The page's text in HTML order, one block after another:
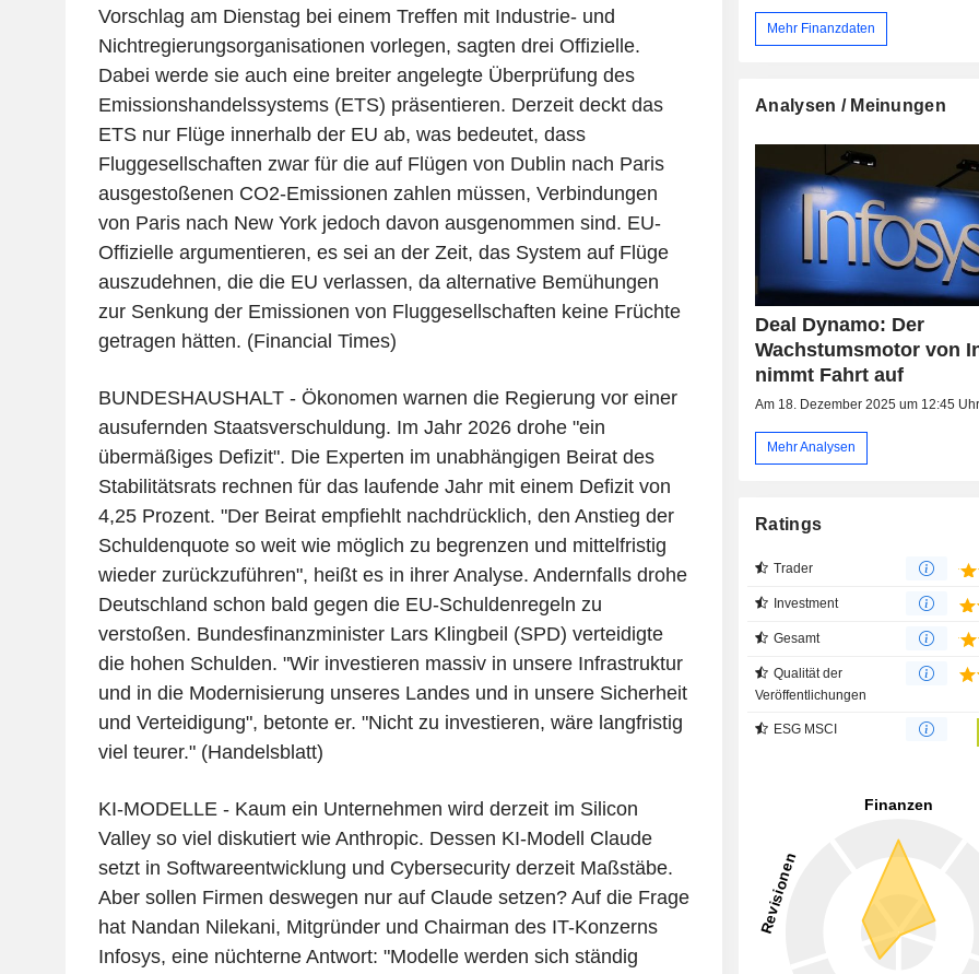
Vorschlag am Dienstag bei einem Treffen mit Industrie- und
Nichtregierungsorganisationen vorlegen, sagten drei Offizielle.
Dabei werde sie auch eine breiter angelegte Überprüfung des
Emissionshandelssystems (ETS) präsentieren. Derzeit deckt das
ETS nur Flüge innerhalb der EU ab, was bedeutet, dass
Fluggesellschaften zwar für die auf Flügen von Dublin nach Paris
ausgestoßenen CO2-Emissionen zahlen müssen, Verbindungen
von Paris nach New York jedoch davon ausgenommen sind. EU-
Offizielle argumentieren, es sei an der Zeit, das System auf Flüge
auszudehnen, die die EU verlassen, da alternative Bemühungen
zur Senkung der Emissionen von Fluggesellschaften keine Früchte
getragen hätten. (Financial Times)
BUNDESHAUSHALT - Ökonomen warnen die Regierung vor einer
ausufernden Staatsverschuldung. Im Jahr 2026 drohe "ein
übermäßiges Defizit". Die Experten im unabhängigen Beirat des
Stabilitätsrats rechnen für das laufende Jahr mit einem Defizit von
4,25 Prozent. "Der Beirat empfiehlt nachdrücklich, den Anstieg der
Schuldenquote so weit wie möglich zu begrenzen und mittelfristig
wieder zurückzuführen", heißt es in ihrer Analyse. Andernfalls drohe
Deutschland schon bald gegen die EU-Schuldenregeln zu
verstoßen. Bundesfinanzminister Lars Klingbeil (SPD) verteidigte
die hohen Schulden. "Wir investieren massiv in unsere Infrastruktur
und in die Modernisierung unseres Landes und in unsere Sicherheit
und Verteidigung", betonte er. "Nicht zu investieren, wäre langfristig
viel teurer." (Handelsblatt)
KI-MODELLE - Kaum ein Unternehmen wird derzeit im Silicon
Valley so viel diskutiert wie Anthropic. Dessen KI-Modell Claude
setzt in Softwareentwicklung und Cybersecurity derzeit Maßstäbe.
Aber sollen Firmen deswegen nur auf Claude setzen? Auf die Frage
hat Nandan Nilekani, Mitgründer und Chairman des IT-Konzerns
Infosys, eine nüchterne Antwort: "Modelle werden sich ständig
Europa (29,8 %) und andere (9,2 %).
Mehr Finanzdaten
Analysen / Meinungen
Deal Dynamo: Der
Wachstumsmotor von
nimmt Fahrt auf
Am 18. Dezember 2025 um 12:45 Uhr
Mehr Analysen
Ratings
Trader
Investment
Gesamt
Qualität der
Veröffentlichungen
ESG MSCI